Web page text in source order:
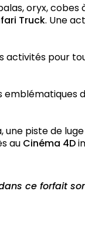
oryx,
Truck. Une
activités pour
emblématiques
une piste de
au Cinéma 4D
ce forfait